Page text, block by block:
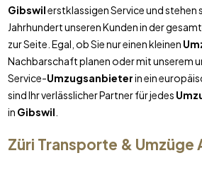
Gibswilerstklassigen Service und stehen
Jahrhundert unseren Kunden in der
zur Seite. Egal, ob Sie nur einen kleinen
Nachbarschaft planen oder mit unserem
Service-Umzugsanbieterin ein
sind Ihr verlässlicher Partner für jedes
in Gibswil
Züri Transporte & Umzüge